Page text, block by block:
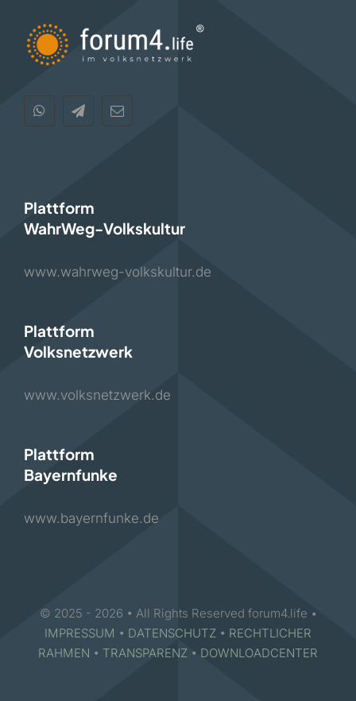
Plattform
WahrWeg-Volkskultur
www.wahrweg-volkskultur.de
Plattform
Volksnetzwerk
www.volksnetzwerk.de
Plattform
Bayernfunke
www.bayernfunke.de
© 2025 - 2026 • All Rights Reserved forum4.life •
IMPRESSUM • DATENSCHUTZ • RECHTLICHER
RAHMEN • TRANSPARENZ • DOWNLOADCENTER